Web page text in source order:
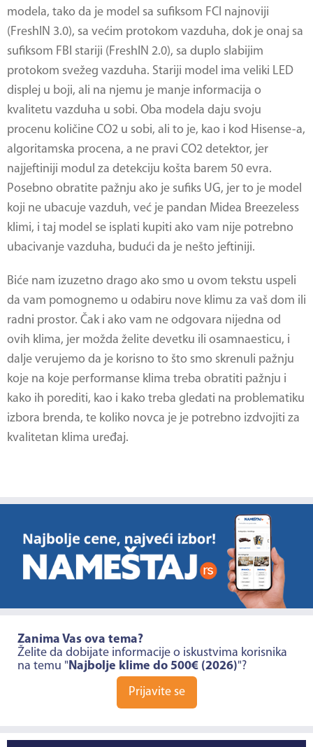
modela, tako da je model sa sufiksom FCI najnoviji
(FreshIN 3.0), sa većim protokom vazduha, dok je onaj sa
sufiksom FBI stariji (FreshIN 2.0), sa duplo slabijim
protokom svežeg vazduha. Stariji model ima veliki LED
displej u boji, ali na njemu je manje informacija o
kvalitetu vazduha u sobi. Oba modela daju svoju
procenu količine CO2 u sobi, ali to je, kao i kod Hisense-a,
algoritamska procena, a ne pravi CO2 detektor, jer
najjeftiniji modul za detekciju košta barem 50 evra.
Posebno obratite pažnju ako je sufiks UG, jer to je model
koji ne ubacuje vazduh, već je pandan Midea Breezeless
klimi, i taj model se isplati kupiti ako vam nije potrebno
ubacivanje vazduha, budući da je nešto jeftiniji.
Biće nam izuzetno drago ako smo u ovom tekstu uspeli
da vam pomognemo u odabiru nove klimu za vaš dom ili
radni prostor. Čak i ako vam ne odgovara nijedna od
ovih klima, jer možda želite devetku ili osamnaesticu, i
dalje verujemo da je korisno to što smo skrenuli pažnju
koje na koje performanse klima treba obratiti pažnju i
kako ih porediti, kao i kako treba gledati na problematiku
izbora brenda, te koliko novca je je potrebno izdvojiti za
kvalitetan klima uređaj.
Zanima Vas ova tema?
Želite da dobijate informacije o iskustvima korisnika
na temu "Najbolje klime do 500€ (2026)"?
Prijavite se